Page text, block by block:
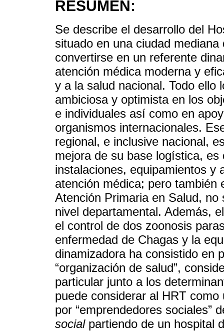
RESUMEN:
Se describe el desarrollo del
situado en una ciudad
convertirse en un referente
atención médica moderna y
y a la salud nacional. Todo ello
ambiciosa y optimista en los
e individuales así como en
organismos internacionales.
regional, e inclusive nacional,
mejora de su base logística,
instalaciones, equipamientos y
atención médica; pero también
Atención Primaria en Salud,
nivel departamental. Además,
el control de dos zoonosis
enfermedad de Chagas y la
dinamizadora ha consistido en
“organización de salud”,
particular junto a los
puede considerar al HRT
por “emprendedores sociales”
socialpartiendo de un hospital